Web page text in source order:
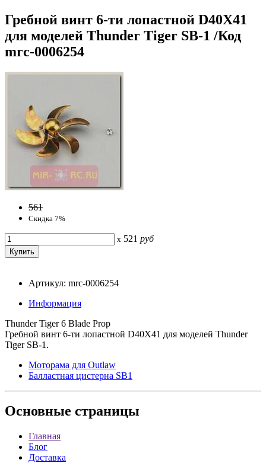
Гребной винт 6-ти лопастной D40X41
для моделей Thunder Tiger SB-1 /Код
mrc-0006254
561
Скидка 7%
x 521 руб
Артикул: mrc-0006254
Информация
Thunder Tiger 6 Blade Prop
Гребной винт 6-ти лопастной D40X41 для моделей Thunder
Tiger SB-1.
Моторама для Outlaw
Балластная цистерна SB1
Основные страницы
Главная
Блог
Доставка